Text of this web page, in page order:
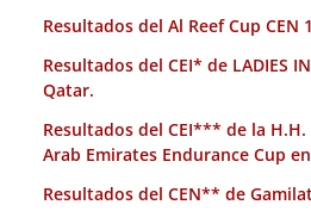
Resultados del Al Reef Cup CEN
Resultados del CEI* de LADIES
Qatar.
Resultados del CEI*** de la
Arab Emirates Endurance Cup
Resultados del CEN** de